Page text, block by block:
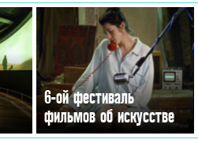
6-ой фестиваль
фильмов об искусстве